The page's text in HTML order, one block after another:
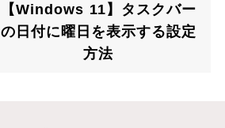
【Windows 11】タスクバー
の日付に曜日を表示する設定
方法